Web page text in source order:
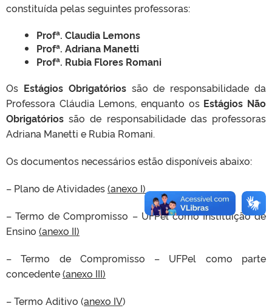
constituída pelas seguintes professoras:
Profª. Claudia Lemons
Profª. Adriana Manetti
Profª. Rubia Flores Romani
Os Estágios Obrigatóriossão de responsabilidade da
Professora Cláudia Lemons, enquanto os Estágios Não
Obrigatórios são de responsabilidade das professoras
Adriana Manetti e Rubia Romani.
Os documentos necessários estão disponíveis abaixo:
– Plano de Atividades(anexo I)
– Termo de Compromisso – UFPel como Instituição de
Ensino (anexo II)
– Termo de Compromisso – UFPel como parte
concedente(anexo III)
– Termo Aditivo (anexo IV)